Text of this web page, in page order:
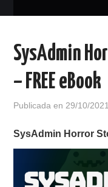
ACERCA DE
SysAdmin
– FREE eBook
Publicada en 29/10/2021
SysAdmin Horror